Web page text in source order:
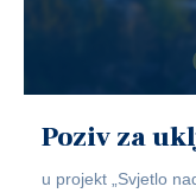
Poziv za
u projekt „Svjetlo